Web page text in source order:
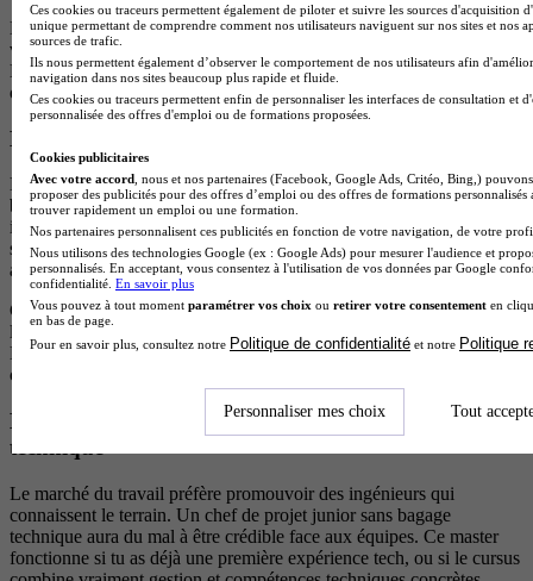
Maintenant qu'on a vu les domaines qui explosent, parlons de l'autre
versant : les formations qu'il vaut mieux éviter pendant tes études.
En effet, certains intitulés cachent des formations trop généralistes
ou mal positionnées face aux attentes des employeurs en 2026.
Les masters développement web trop généralistes
Le développement web recrute, mais le marché est saturé. Entre
bootcamps, reconversions rapides et autodidactes, la concurrence est
importante et les salaires en début de carrière stagnent. Un master
sans spécialisation technique forte te met en concurrence directe
avec des candidats issus de parcours plus courts et moins coûteux.
Ce master reste pertinent s'il inclut du cloud (AWS, Azure), de
l'architecture logicielle, de la sécurité applicative ou du DevOps.
Dans ce cas, tu ne sors plus comme "développeur web", mais
comme ingénieur logiciel capable de gérer la production.
Les masters gestion de projet informatique sans socle
technique
Le marché du travail préfère promouvoir des ingénieurs qui
connaissent le terrain. Un chef de projet junior sans bagage
technique aura du mal à être crédible face aux équipes. Ce master
fonctionne si tu as déjà une première expérience tech, ou si le cursus
Ces cookies ou traceurs permettent également de piloter et suivre les sources d'acquisition
unique permettant de comprendre comment nos utilisateurs naviguent sur nos sites et nos
sources de trafic.
Ils nous permettent également d’observer le comportement de nos utilisateurs afin
navigation dans nos sites beaucoup plus rapide et fluide.
Ces cookies ou traceurs permettent enfin de personnaliser les interfaces de consultation et
personnalisée des offres d'emploi ou de formations proposées.
Cookies publicitaires
Avec votre accord , nous et nos partenaires (Facebook, Google Ads, Critéo, Bing,)
proposer des publicités pour des offres d’emploi ou des offres de formations
trouver rapidement un emploi ou une formation.
Nos partenaires personnalisent ces publicités en fonction de votre navigation, de votre
Nous utilisons des technologies Google (ex : Google Ads) pour mesurer l'audience et
personnalisés. En acceptant, vous consentez à l'utilisation de vos données par Google
confidentialité. En savoir plus
Vous pouvez à tout moment paramétrer vos choix ou retirer votre consentement en
en bas de page.
Pour en savoir plus, consultez notre Politique de confidentialité et notre Politique
Personnaliser mes choix Tout